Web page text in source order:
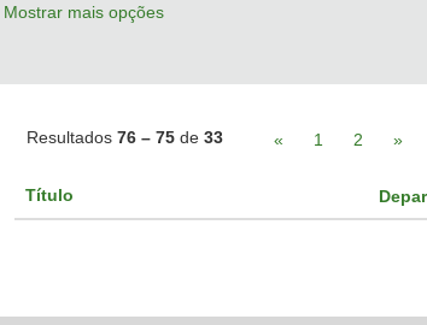
Mostrar mais opções
Resultados 76 – 75 de 33 « 1 2 »
Título